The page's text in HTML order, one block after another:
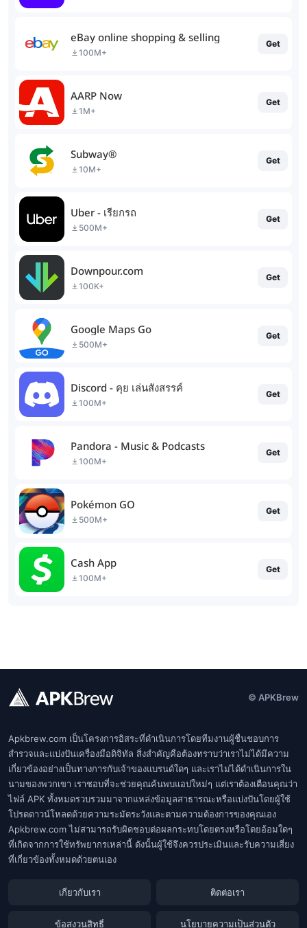
eBay online shopping & selling
100M+
Get
AARP Now
1M+
Get
Subway®
10M+
Get
Uber - เรียกรถ
500M+
Get
Downpour.com
100K+
Get
Google Maps Go
500M+
Get
Discord - คุย เล่นสังสรรค์
100M+
Get
Pandora - Music & Podcasts
100M+
Get
Pokémon GO
500M+
Get
Cash App
100M+
Get
© APKBrew
Apkbrew.com เป็นโครงการอิสระที่ดำเนินการโดยทีมงานผู้ชื่นชอบการ
สำรวจและแบ่งปันเครื่องมือดิจิทัล สิ่งสำคัญคือต้องทราบว่าเราไม่ได้มีความ
เกี่ยวข้องอย่างเป็นทางการกับเจ้าของแบรนด์ใดๆ และเราไม่ได้ดำเนินการใน
นามของพวกเขา เราชอบที่จะช่วยคุณค้นพบแอปใหม่ๆ แต่เราต้องเตือนคุณว่า
ไฟล์ APK ทั้งหมดรวบรวมมาจากแหล่งข้อมูลสาธารณะหรือแบ่งปันโดยผู้ใช้
โปรดดาวน์โหลดด้วยความระมัดระวังและตามความต้องการของคุณเอง
Apkbrew.com ไม่สามารถรับผิดชอบต่อผลกระทบโดยตรงหรือโดยอ้อมใดๆ
ที่เกิดจากการใช้ทรัพยากรเหล่านี้ ดังนั้นผู้ใช้จึงควรประเมินและรับความเสี่ยง
ที่เกี่ยวข้องทั้งหมดด้วยตนเอง
เกี่ยวกับเรา ติดต่อเรา
ข้อสงวนสิทธิ์ นโยบายความเป็นส่วนตัว